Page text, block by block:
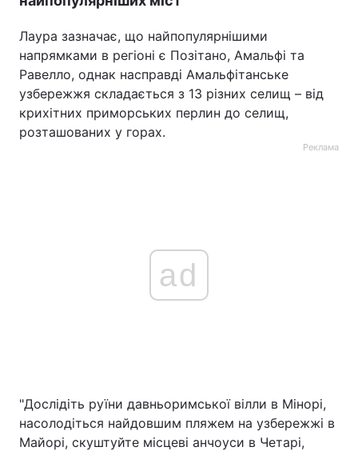
Лаура зазначає, що найпопулярнішими
напрямками в регіоні є Позітано, Амальфі та
Равелло, однак насправді Амальфітанське
узбережжя складається з 13 різних селищ – від
крихітних приморських перлин до селищ,
розташованих у горах.
Реклама
ad
"Дослідіть руїни давньоримської вілли в Мінорі,
насолодіться найдовшим пляжем на узбережжі в
Майорі, скуштуйте місцеві анчоуси в Четарі,